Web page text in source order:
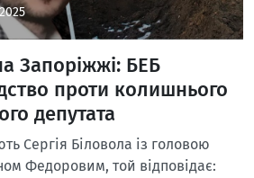
Запоріжжі: БЕБ
проти колишнього
депутата
Сергія Біловола із головою
Федоровим, той відповідає: